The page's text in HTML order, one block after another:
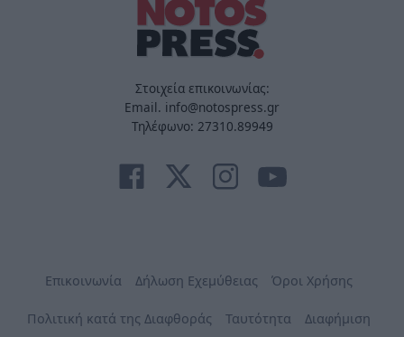
Στοιχεία επικοινωνίας:
Email. info@notospress.gr
Τηλέφωνο: 27310.89949
Επικοινωνία Δήλωση Εχεμύθειας Όροι Χρήσης
Πολιτική κατά της Διαφθοράς Ταυτότητα Διαφήμιση